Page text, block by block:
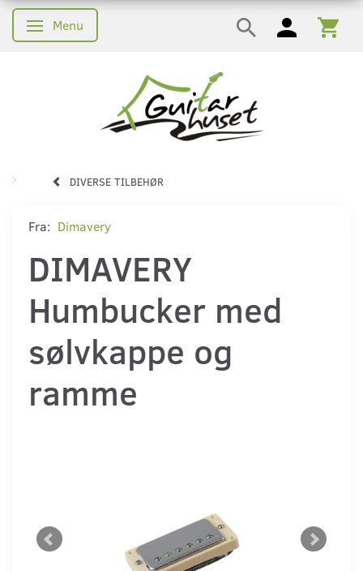
Skifte navigation
Menu
DIVERSE TILBEHØR
Fra: Dimavery
DIMAVERY
Humbucker med
sølvkappe og
ramme